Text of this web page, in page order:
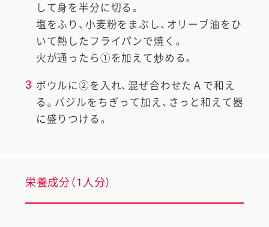
して身を半分に切る。
塩をふり、小麦粉をまぶし、オリーブ油をひ
いて熱したフライパンで焼く。
火が通ったら①を加えて炒める。
3 ボウルに②を入れ、混ぜ合わせたＡで和え
る。バジルをちぎって加え、さっと和えて器
に盛りつける。
栄養成分（1人分）